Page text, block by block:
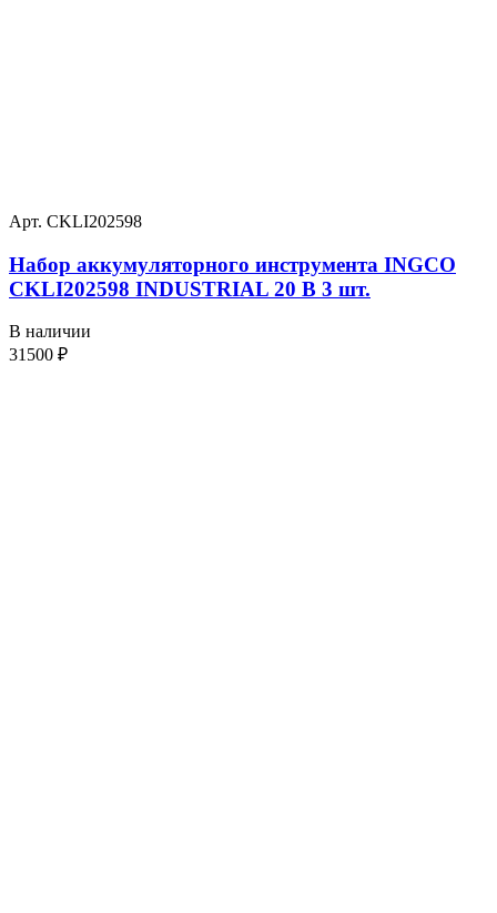
Арт. CKLI202598
Набор аккумуляторного инструмента INGCO
CKLI202598 INDUSTRIAL 20 В 3 шт.
В наличии
31500 ₽